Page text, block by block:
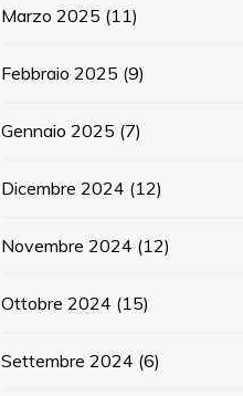
Marzo 2025 (11)
Febbraio 2025 (9)
Gennaio 2025 (7)
Dicembre 2024 (12)
Novembre 2024 (12)
Ottobre 2024 (15)
Settembre 2024 (6)